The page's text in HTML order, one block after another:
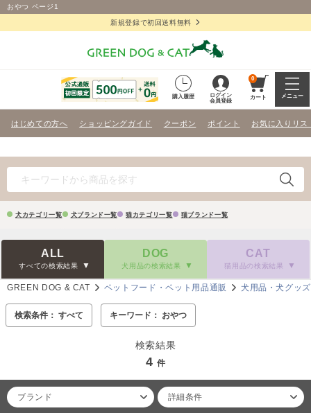
おやつ ページ1
新規登録で初回送料無料
購入履歴
ログイン
会員登録
0
カート メニュー
はじめての方へ ショッピングガイド クーポン ポイント お気に入りリス
犬カテゴリ一覧 犬ブランド一覧 猫カテゴリ一覧 猫ブランド一覧
ALL
すべての検索結果
DOG
犬用品の検索結果
CAT
猫用品の検索結果
GREEN DOG & CAT ペットフード・ペット用品通販 犬用品・犬グッズ
検索条件： すべて キーワード： おやつ
検索結果
4 件
ブランド 詳細条件